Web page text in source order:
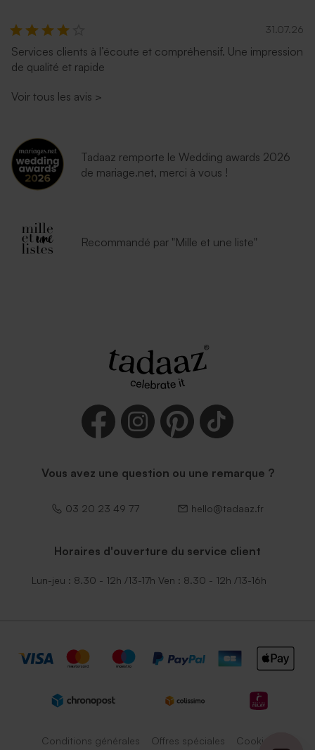
31.07.26
Services clients à l’écoute et compréhensif. Une impression
de qualité et rapide
Voir tous les avis >
Tadaaz remporte le Wedding awards 2026
de mariage.net, merci à vous !
Recommandé par "Mille et une liste"
Vous avez une question ou une remarque ?
03 20 23 49 77 hello@tadaaz.fr
Horaires d'ouverture du service client
Lun-jeu : 8.30 - 12h /13-17h Ven : 8.30 - 12h /13-16h
Conditions générales Offres spéciales Cookies